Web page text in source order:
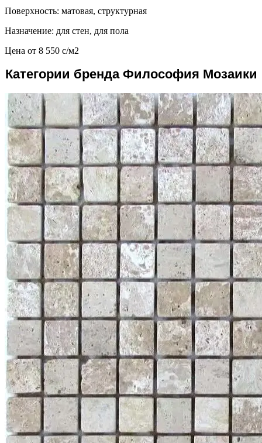
Поверхность: матовая, структурная
Назначение: для стен, для пола
Цена от 8 550 c/м2
Категории бренда Философия Мозаики